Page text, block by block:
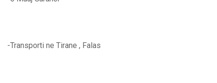
-Transporti ne Tirane , Falas